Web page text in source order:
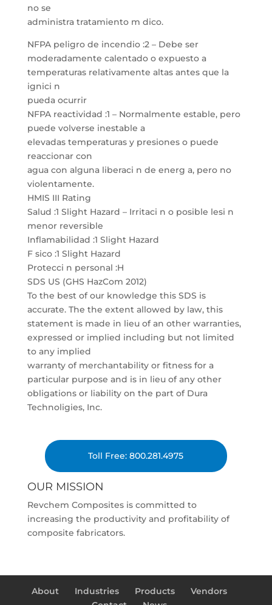
no se
administra tratamiento m dico.
NFPA peligro de incendio :2 – Debe ser
moderadamente calentado o expuesto a
temperaturas relativamente altas antes que la
ignici n
pueda ocurrir
NFPA reactividad :1 – Normalmente estable, pero
puede volverse inestable a
elevadas temperaturas y presiones o puede
reaccionar con
agua con alguna liberaci n de energ a, pero no
violentamente.
HMIS III Rating
Salud :1 Slight Hazard – Irritaci n o posible lesi n
menor reversible
Inflamabilidad :1 Slight Hazard
F sico :1 Slight Hazard
Protecci n personal :H
SDS US (GHS HazCom 2012)
To the best of our knowledge this SDS is
accurate. The the extent allowed by law, this
statement is made in lieu of an other warranties,
expressed or implied including but not limited
to any implied
warranty of merchantability or fitness for a
particular purpose and is in lieu of any other
obligations or liability on the part of Dura
Technoligies, Inc.
Toll Free: 800.281.4975
OUR MISSION
Revchem Composites is committed to
increasing the productivity and profitability of
composite fabricators.
About Industries Products
Vendors